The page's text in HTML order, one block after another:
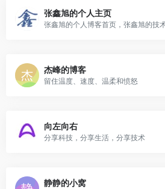
张鑫旭的个人主页
张鑫旭的个人博客首页，张鑫旭的技
杰峰的博客
留住温度、速度、温柔和愤怒
向左向右
分享科技，分享生活，分享技术
静静的小窝